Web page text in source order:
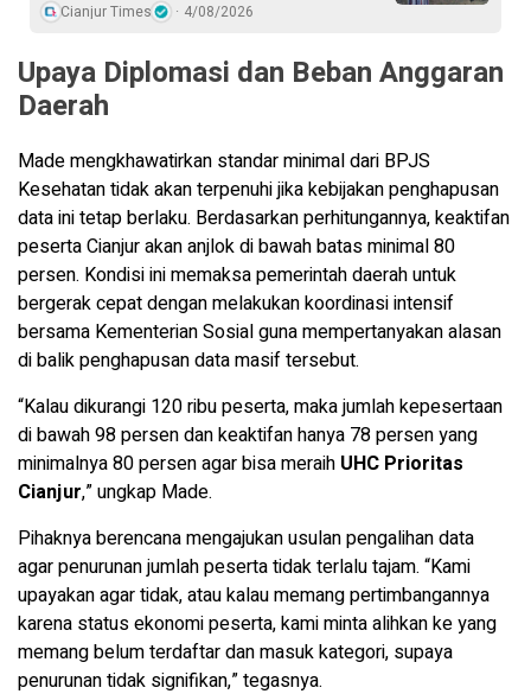
Cianjur Times 4/08/2026
Upaya Diplomasi dan Beban Anggaran
Daerah
Made mengkhawatirkan standar minimal dari BPJS
Kesehatan tidak akan terpenuhi jika kebijakan penghapusan
data ini tetap berlaku. Berdasarkan perhitungannya, keaktifan
peserta Cianjur akan anjlok di bawah batas minimal 80
persen. Kondisi ini memaksa pemerintah daerah untuk
bergerak cepat dengan melakukan koordinasi intensif
bersama Kementerian Sosial guna mempertanyakan alasan
di balik penghapusan data masif tersebut.
“Kalau dikurangi 120 ribu peserta, maka jumlah kepesertaan
di bawah 98 persen dan keaktifan hanya 78 persen yang
minimalnya 80 persen agar bisa meraih UHC Prioritas
Cianjur,” ungkap Made.
Pihaknya berencana mengajukan usulan pengalihan data
agar penurunan jumlah peserta tidak terlalu tajam. “Kami
upayakan agar tidak, atau kalau memang pertimbangannya
karena status ekonomi peserta, kami minta alihkan ke yang
memang belum terdaftar dan masuk kategori, supaya
penurunan tidak signifikan,” tegasnya.